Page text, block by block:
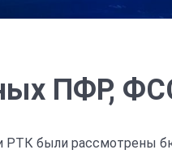
ПФР,
РТК были